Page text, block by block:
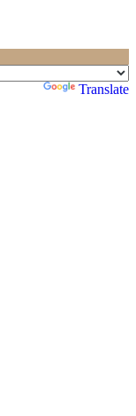
Translate